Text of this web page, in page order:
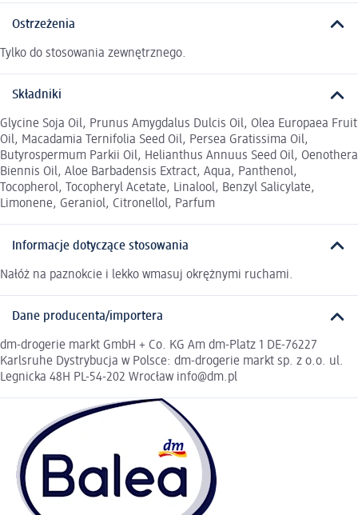
Ostrzeżenia
Tylko do stosowania zewnętrznego.
Składniki
Glycine Soja Oil, Prunus Amygdalus Dulcis Oil, Olea Europaea Fruit
Oil, Macadamia Ternifolia Seed Oil, Persea Gratissima Oil,
Butyrospermum Parkii Oil, Helianthus Annuus Seed Oil, Oenothera
Biennis Oil, Aloe Barbadensis Extract, Aqua, Panthenol,
Tocopherol, Tocopheryl Acetate, Linalool, Benzyl Salicylate,
Limonene, Geraniol, Citronellol, Parfum
Informacje dotyczące stosowania
Nałóż na paznokcie i lekko wmasuj okrężnymi ruchami.
Dane producenta/importera
dm-drogerie markt GmbH + Co. KG Am dm-Platz 1 DE-76227
Karlsruhe Dystrybucja w Polsce: dm-drogerie markt sp. z o.o. ul.
Legnicka 48H PL-54-202 Wrocław info@dm.pl